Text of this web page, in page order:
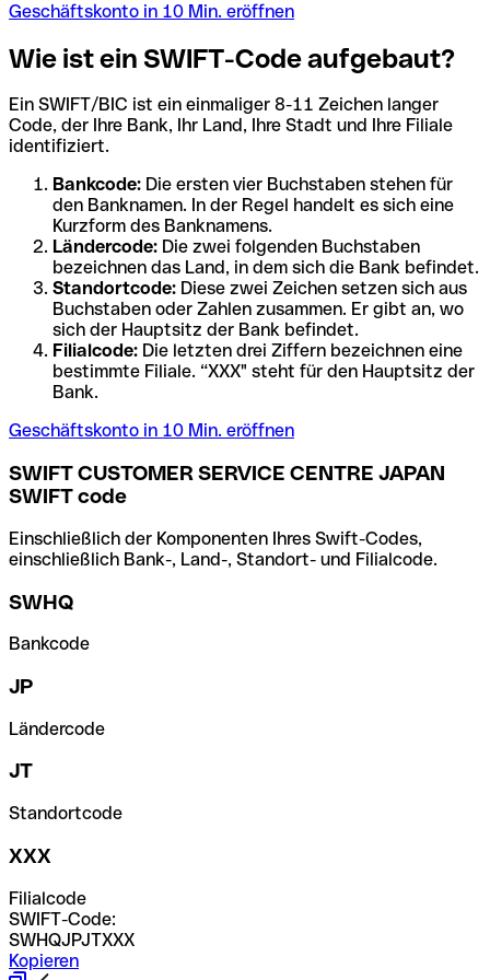
Geschäftskonto in 10 Min. eröffnen
Wie ist ein SWIFT-Code aufgebaut?
Ein SWIFT/BIC ist ein einmaliger 8-11 Zeichen langer
Code, der Ihre Bank, Ihr Land, Ihre Stadt und Ihre Filiale
identifiziert.
Bankcode: Die ersten vier Buchstaben stehen für
den Banknamen. In der Regel handelt es sich eine
Kurzform des Banknamens.
Ländercode: Die zwei folgenden Buchstaben
bezeichnen das Land, in dem sich die Bank befindet.
Standortcode: Diese zwei Zeichen setzen sich aus
Buchstaben oder Zahlen zusammen. Er gibt an, wo
sich der Hauptsitz der Bank befindet.
Filialcode: Die letzten drei Ziffern bezeichnen eine
bestimmte Filiale. “XXX" steht für den Hauptsitz der
Bank.
Geschäftskonto in 10 Min. eröffnen
SWIFT CUSTOMER SERVICE CENTRE JAPAN
SWIFT code
Einschließlich der Komponenten Ihres Swift-Codes,
einschließlich Bank-, Land-, Standort- und Filialcode.
SWHQ
Bankcode
JP
Ländercode
JT
Standortcode
XXX
Filialcode
SWIFT-Code:
SWHQJPJTXXX
Kopieren